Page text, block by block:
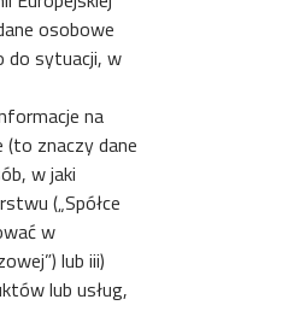
osobowe
do sytuacji, w
na
znaczy dane
w jaki
(„Spółce
w
lub iii)
lub usług,